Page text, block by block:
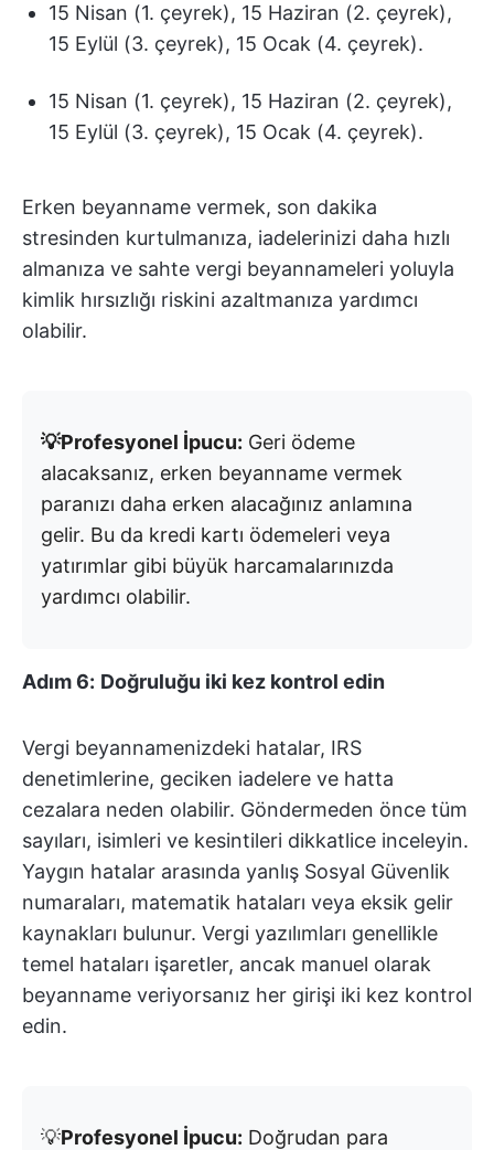
15 Nisan (1. çeyrek), 15 Haziran (2. çeyrek),
15 Eylül (3. çeyrek), 15 Ocak (4. çeyrek).
15 Nisan (1. çeyrek), 15 Haziran (2. çeyrek),
15 Eylül (3. çeyrek), 15 Ocak (4. çeyrek).
Erken beyanname vermek, son dakika
stresinden kurtulmanıza, iadelerinizi daha hızlı
almanıza ve sahte vergi beyannameleri yoluyla
kimlik hırsızlığı riskini azaltmanıza yardımcı
olabilir.
💡Profesyonel İpucu: Geri ödeme
alacaksanız, erken beyanname vermek
paranızı daha erken alacağınız anlamına
gelir. Bu da kredi kartı ödemeleri veya
yatırımlar gibi büyük harcamalarınızda
yardımcı olabilir.
Adım 6: Doğruluğu iki kez kontrol edin
Vergi beyannamenizdeki hatalar, IRS
denetimlerine, geciken iadelere ve hatta
cezalara neden olabilir. Göndermeden önce tüm
sayıları, isimleri ve kesintileri dikkatlice inceleyin.
Yaygın hatalar arasında yanlış Sosyal Güvenlik
numaraları, matematik hataları veya eksik gelir
kaynakları bulunur. Vergi yazılımları genellikle
temel hataları işaretler, ancak manuel olarak
beyanname veriyorsanız her girişi iki kez kontrol
edin.
💡Profesyonel İpucu: Doğrudan para